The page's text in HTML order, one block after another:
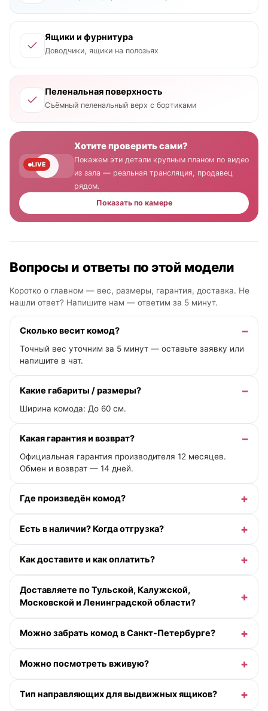
Ящики и фурнитура
Доводчики, ящики на полозьях
Пеленальная поверхность
Съёмный пеленальный верх с бортиками
LIVE
Хотите проверить сами?
Покажем эти детали крупным планом по видео
из зала — реальная трансляция, продавец
рядом.
Показать по камере
Вопросы и ответы по этой модели
Коротко о главном — вес, размеры, гарантия, доставка. Не
нашли ответ? Напишите нам — ответим за 5 минут.
Сколько весит комод?
Точный вес уточним за 5 минут — оставьте заявку или
напишите в чат.
Какие габариты / размеры?
Ширина комода: До 60 см.
Какая гарантия и возврат?
Официальная гарантия производителя 12 месяцев.
Обмен и возврат — 14 дней.
Где произведён комод?
Есть в наличии? Когда отгрузка?
Как доставите и как оплатить?
Доставляете по Тульской, Калужской,
Московской и Ленинградской области?
Можно забрать комод в Санкт-Петербурге?
Можно посмотреть вживую?
Тип направляющих для выдвижных ящиков?